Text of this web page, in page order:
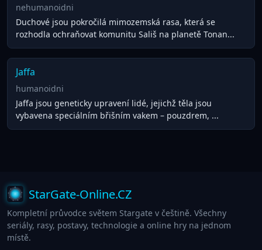
nehumanoidni
Duchové jsou pokročilá mimozemská rasa, která se
rozhodla ochraňovat komunitu Sališ na planetě Tonan...
Jaffa
humanoidni
Jaffa jsou geneticky upravení lidé, jejichž těla jsou
vybavena speciálním břišním vakem – pouzdrem, ...
StarGate-Online.CZ
Kompletní průvodce světem Stargate v češtině. Všechny
seriály, rasy, postavy, technologie a online hry na jednom
místě.